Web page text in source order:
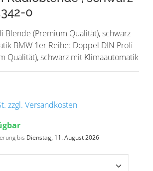
0
Blende (Premium Qualität), schwarz
BMW 1er Reihe: Doppel DIN Profi
Qualität), schwarz mit Klimaautomatik
zzgl. Versandkosten
bis Dienstag, 11. August 2026